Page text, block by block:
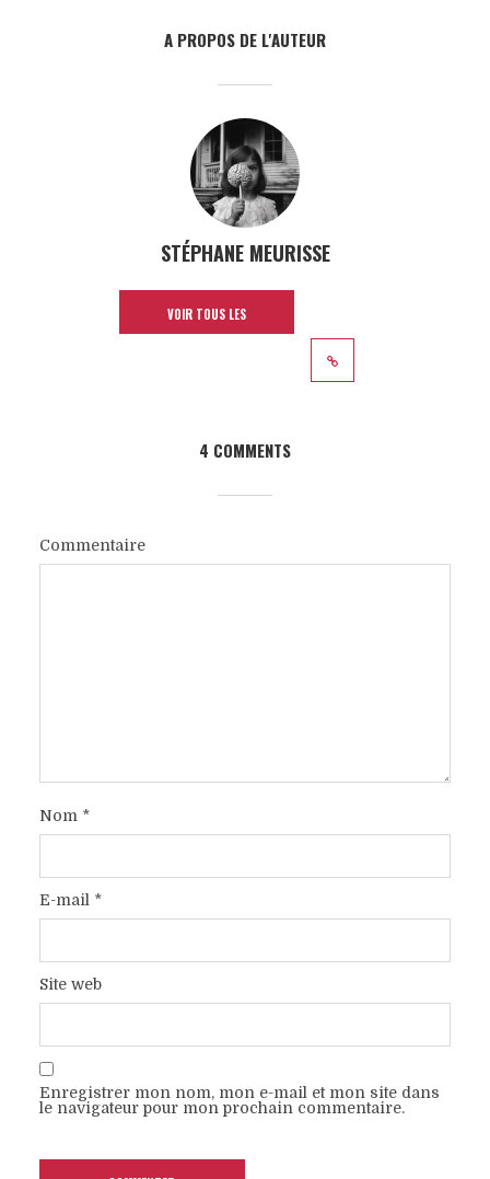
A PROPOS DE L'AUTEUR
STÉPHANE MEURISSE
VOIR TOUS LES
4 COMMENTS
Commentaire
Nom *
E-mail *
Site web
Enregistrer mon nom, mon e-mail et mon site dans
le navigateur pour mon prochain commentaire.